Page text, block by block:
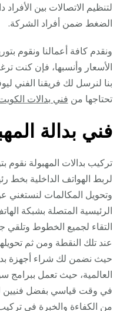
لتنظيم الاتصالات بين
الضغط ضمن أفراد الشركة.
ونقدم كافة أعمالنا ونقوم
الأسعار وأنسبها، فإن كنت
بنا لنرسل لك فريقنا الفني
تحتاجها من فني بدالات
فني بدالة
تركيب بدالات المهبولة نقوم
لربط الهواتف الداخلية بخط
وتحويل المكالمات
الرئيسية المتصلة بشبكة
التقاء لجميع الخطوط وتلقي
عند تلك النقطة ومن ثم
حيث نضمن لك شراء أجهزة
العالمية، حيث تعمل ببرامج
في وقت قياسي بفضل فنيين
من الكفاءة والخبرة في تركيب